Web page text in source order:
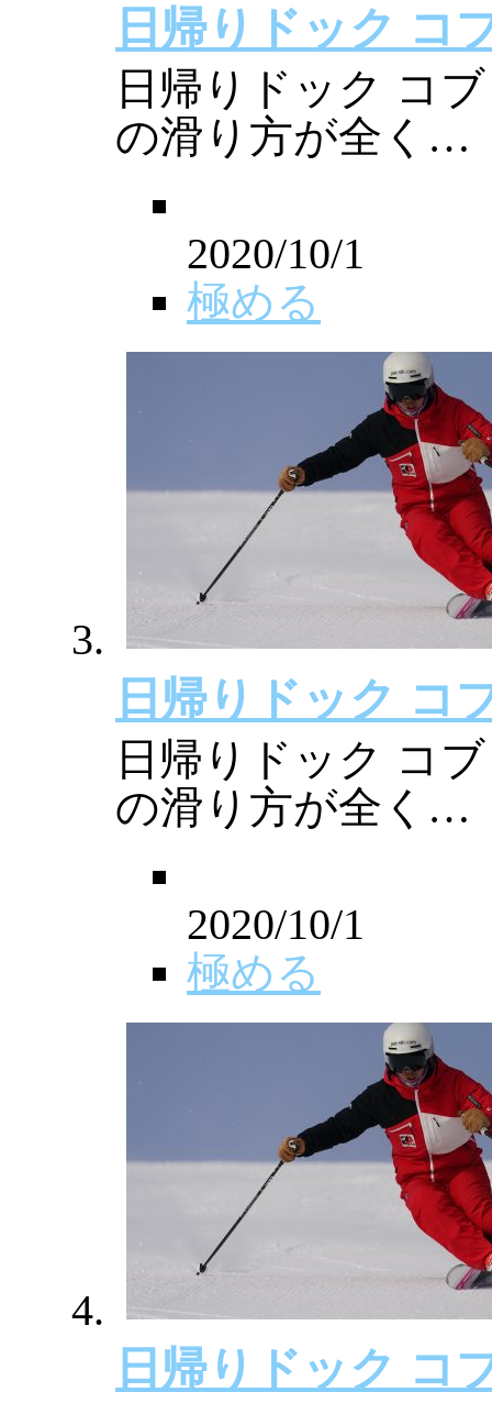
日帰りドック コ
日帰りドック コ
の滑り方が全く…
2020/10/1
極める
日帰りドック コ
日帰りドック コ
の滑り方が全く…
2020/10/1
極める
日帰りドック コ